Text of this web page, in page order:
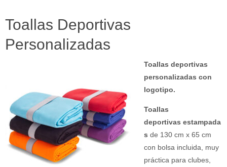
Toallas Deportivas
Personalizadas
Toallas deportivas
personalizadas con
logotipo.
Toallas
deportivas estampada
s de 130 cm x 65 cm
con bolsa incluida, muy
práctica para clubes,